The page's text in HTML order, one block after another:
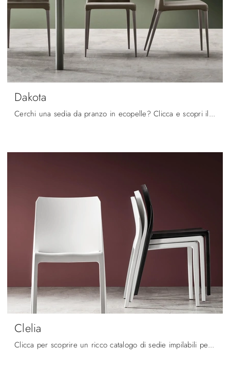
Dakota
Cerchi una sedia da pranzo in ecopelle? Clicca e scopri il modello Dakota di Maronese per ultimare i tuoi spazi perfettamente.
Clelia
Clicca per scoprire un ricco catalogo di sedie impilabili per stanze moderne: il modello Clelia di Maronese ti aspetta!